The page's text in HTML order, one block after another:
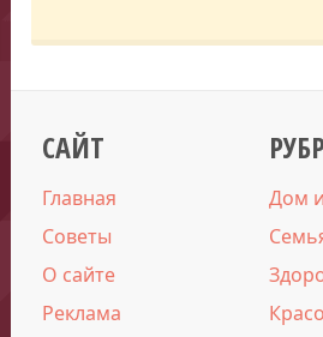
САЙТ
Главная
Советы
О сайте
Реклама
Дом